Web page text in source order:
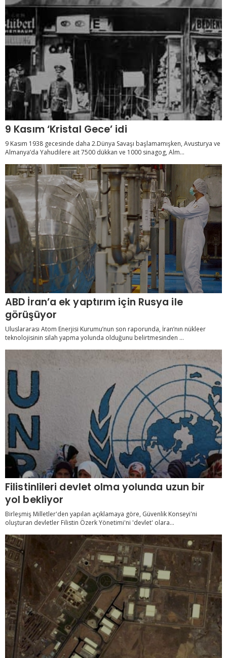
9 Kasım ‘Kristal Gece’ idi
9 Kasım 1938 gecesinde daha 2.Dünya Savaşı başlamamışken, Avusturya ve
Almanya’da Yahudilere ait 7500 dükkan ve 1000 sinagog, Alm...
ABD İran’a ek yaptırım için Rusya ile
görüşüyor
Uluslararası Atom Enerjisi Kurumu’nun son raporunda, İran’nın nükleer
teknolojisinin silah yapma yolunda olduğunu belirtmesinden ...
Filistinlileri devlet olma yolunda uzun bir
yol bekliyor
Birleşmiş Milletler'den yapılan açıklamaya göre, Güvenlik Konseyi'ni
oluşturan devletler Filistin Özerk Yönetimi'ni 'devlet' olara...